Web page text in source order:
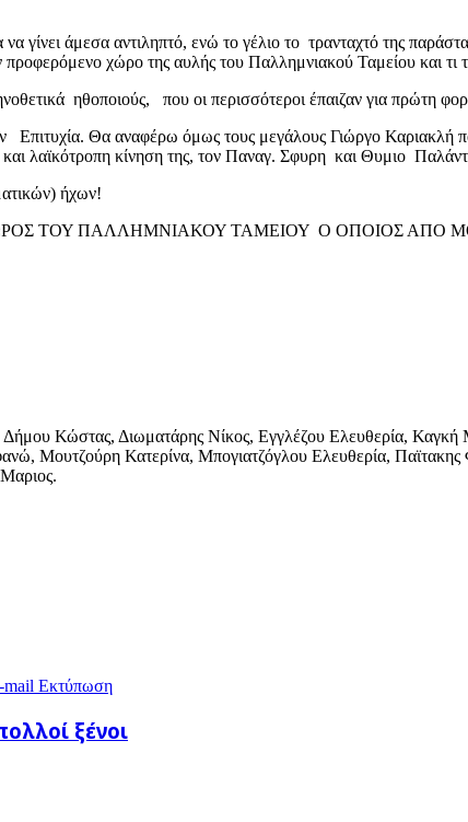
γίνει άμεσα αντιληπτό, ενώ το γέλιο το τρανταχτό της
προφερόμενο χώρο της αυλής του Παλλημνιακού Ταμείου και
ηθοποιούς, που οι περισσότεροι έπαιζαν για πρώτη
Επιτυχία. Θα αναφέρω όμως τους μεγάλους Γιώργο Καριακλή
λαϊκότροπη κίνηση της, τον Παναγ. Σφυρη και Θυμιο
ήχων!
ΤΟΥ ΠΑΛΛΗΜΝΙΑΚΟΥ ΤΑΜΕΙΟΥ Ο ΟΠΟΙΟΣ ΑΠΟ
Κώστας, Διωματάρης Νίκος, Εγγλέζου Ελευθερία, Καγκή
Μουτζούρη Κατερίνα, Μπογιατζόγλου Ελευθερία,
mail Εκτύπωση
ξένοι